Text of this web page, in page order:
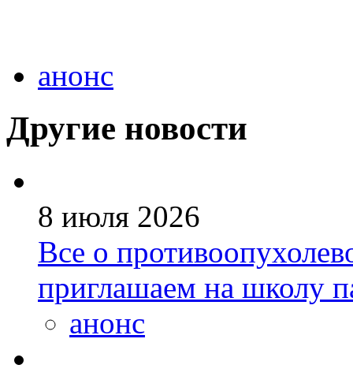
анонс
Другие новости
8 июля 2026
Все о
приглашаем на школу
анонс